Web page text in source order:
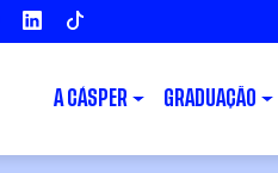
LINKEDIN
A CÁSPER GRADUAÇÃO